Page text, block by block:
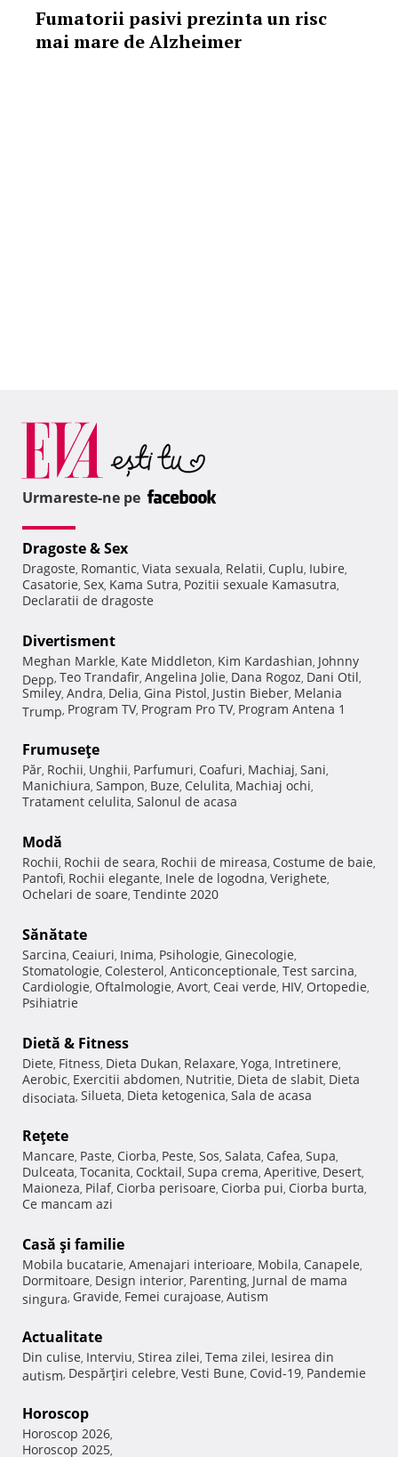
Fumatorii pasivi prezinta un risc
mai mare de Alzheimer
Urmareste-ne pe
Dragoste & Sex
Dragoste, Romantic, Viata sexuala, Relatii, Cuplu, Iubire,
Casatorie, Sex, Kama Sutra, Pozitii sexuale Kamasutra,
Declaratii de dragoste
Divertisment
Meghan Markle, Kate Middleton, Kim Kardashian, Johnny
Depp, Teo Trandafir, Angelina Jolie, Dana Rogoz, Dani Otil,
Smiley, Andra, Delia, Gina Pistol, Justin Bieber, Melania
Trump, Program TV, Program Pro TV, Program Antena 1
Frumuseţe
Păr, Rochii, Unghii, Parfumuri, Coafuri, Machiaj, Sani,
Manichiura, Sampon, Buze, Celulita, Machiaj ochi,
Tratament celulita, Salonul de acasa
Modă
Rochii, Rochii de seara, Rochii de mireasa, Costume de baie,
Pantofi, Rochii elegante, Inele de logodna, Verighete,
Ochelari de soare, Tendinte 2020
Sănătate
Sarcina, Ceaiuri, Inima, Psihologie, Ginecologie,
Stomatologie, Colesterol, Anticonceptionale, Test sarcina,
Cardiologie, Oftalmologie, Avort, Ceai verde, HIV, Ortopedie,
Psihiatrie
Dietă & Fitness
Diete, Fitness, Dieta Dukan, Relaxare, Yoga, Intretinere,
Aerobic, Exercitii abdomen, Nutritie, Dieta de slabit, Dieta
disociata, Silueta, Dieta ketogenica, Sala de acasa
Reţete
Mancare, Paste, Ciorba, Peste, Sos, Salata, Cafea, Supa,
Dulceata, Tocanita, Cocktail, Supa crema, Aperitive, Desert,
Maioneza, Pilaf, Ciorba perisoare, Ciorba pui, Ciorba burta,
Ce mancam azi
Casă şi familie
Mobila bucatarie, Amenajari interioare, Mobila, Canapele,
Dormitoare, Design interior, Parenting, Jurnal de mama
singura, Gravide, Femei curajoase, Autism
Actualitate
Din culise, Interviu, Stirea zilei, Tema zilei, Iesirea din
autism, Despărţiri celebre, Vesti Bune, Covid-19, Pandemie
Horoscop
Horoscop 2026,
Horoscop 2025,